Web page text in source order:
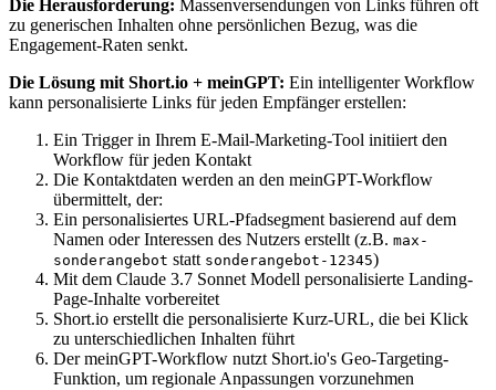
Die Herausforderung: Massenversendungen von Links führen oft
zu generischen Inhalten ohne persönlichen Bezug, was die
Engagement-Raten senkt.
Die Lösung mit Short.io + meinGPT: Ein intelligenter Workflow
kann personalisierte Links für jeden Empfänger erstellen:
Ein Trigger in Ihrem E-Mail-Marketing-Tool initiiert den
Workflow für jeden Kontakt
Die Kontaktdaten werden an den meinGPT-Workflow
übermittelt, der:
Ein personalisiertes URL-Pfadsegment basierend auf dem
Namen oder Interessen des Nutzers erstellt (z.B. max-
sonderangebot statt sonderangebot-12345)
Mit dem Claude 3.7 Sonnet Modell personalisierte Landing-
Page-Inhalte vorbereitet
Short.io erstellt die personalisierte Kurz-URL, die bei Klick
zu unterschiedlichen Inhalten führt
Der meinGPT-Workflow nutzt Short.io's Geo-Targeting-
Funktion, um regionale Anpassungen vorzunehmen